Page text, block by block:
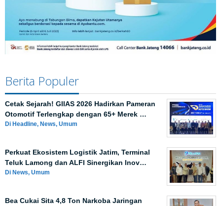
Berita Populer
Cetak Sejarah! GIIAS 2026 Hadirkan Pameran
Otomotif Terlengkap dengan 65+ Merek …
Di Headline, News, Umum
Perkuat Ekosistem Logistik Jatim, Terminal
Teluk Lamong dan ALFI Sinergikan Inov…
Di News, Umum
Bea Cukai Sita 4,8 Ton Narkoba Jaringan